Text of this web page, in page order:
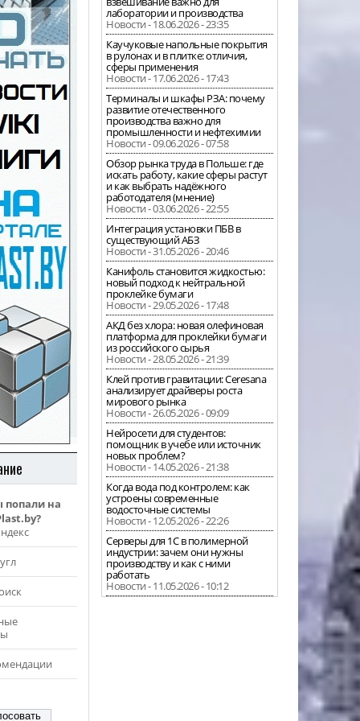
попали на
лаборатории и производства
Новости - 18.06.2026 - 23:35
Каучуковые напольные покрытия
в рулонах и в плитке: отличия,
сферы применения
Новости - 17.06.2026 - 17:43
Терминалы и шкафы РЗА: почему
развитие отечественного
производства важно для
промышленности и нефтехимии
Новости - 09.06.2026 - 07:58
Обзор рынка труда в Польше: где
искать работу, какие сферы растут
и как выбрать надёжного
работодателя (мнение)
Новости - 03.06.2026 - 22:55
Интеграция установки ПБВ в
существующий АБЗ
Новости - 31.05.2026 - 20:46
Канифоль становится жидкостью:
новый подход к нейтральной
проклейке бумаги
Новости - 29.05.2026 - 17:48
АКД без хлора: новая олефиновая
платформа для проклейки бумаги
из российского сырья
Новости - 28.05.2026 - 21:39
Клей против гравитации: Ceresana
анализирует драйверы роста
мирового рынка
Новости - 26.05.2026 - 09:09
Нейросети для студентов:
помощник в учебе или источник
новых проблем?
Новости - 14.05.2026 - 21:38
Когда вода под контролем: как
устроены современные
водосточные системы
Новости - 12.05.2026 - 22:26
Серверы для 1С в полимерной
индустрии: зачем они нужны
производству и как с ними
работать
Новости - 11.05.2026 - 10:12